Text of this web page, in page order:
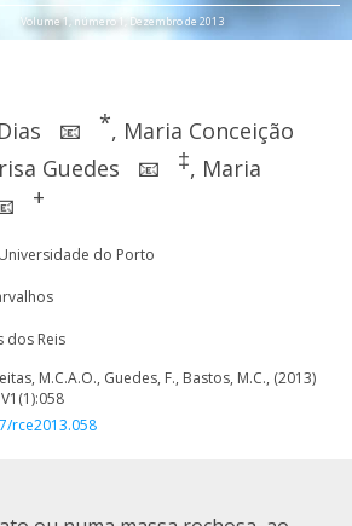
Volume 1, número 1, Dezembro de 2013
📧 *, Maria Conceição
Guedes 📧 ‡, Maria
+
do Porto
dos Reis
M.C.A.O., Guedes, F., Bastos, M.C., (2013)
rce2013.058